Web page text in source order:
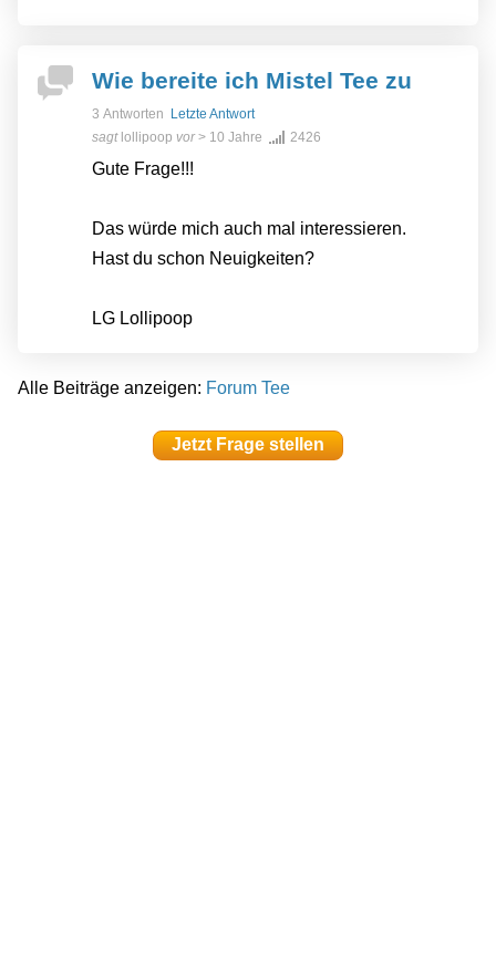
Wie bereite ich Mistel Tee zu
3 Antworten
Letzte Antwort
sagt lollipoop vor> 10 Jahre 2426
Gute Frage!!!
Das würde mich auch mal interessieren.
Hast du schon Neuigkeiten?
LG Lollipoop
Alle Beiträge anzeigen: Forum Tee
Jetzt Frage stellen